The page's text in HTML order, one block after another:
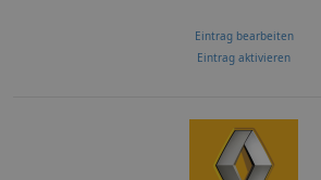
Eintrag bearbeiten
Eintrag aktivieren